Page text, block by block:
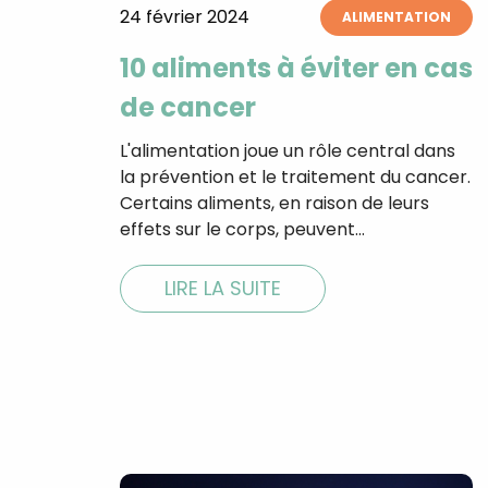
24 février 2024 ALIMENTATION
10 aliments à éviter en cas
de cancer
L'alimentation joue un rôle central dans
la prévention et le traitement du cancer.
Certains aliments, en raison de leurs
effets sur le corps, peuvent…
LIRE LA SUITE